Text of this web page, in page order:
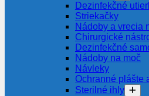
Dezinfekčné
Striekačky
Nádoby a vrecia
Chirurgické
Dezinfekčné
Nádoby na moč
Návleky
Ochranné plášte
Sterilné ihly